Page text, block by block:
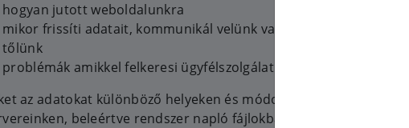
hogyan jutott weboldalunkra
mikor frissíti adatait, kommunikál velünk vagy rendel szolgáltatást
tőlünk
problémák amikkel felkeresi ügyfélszolgálatunkat
az adatokat különböző helyeken és módokon tároljuk
beleértve rendszer napló fájlokban, adatbázisokban és